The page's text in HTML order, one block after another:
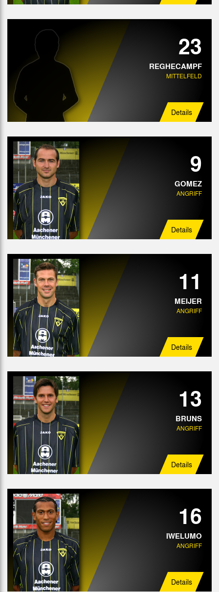
23
REGHECAMPF
MITTELFELD
Details
9
GOMEZ
ANGRIFF
Details
11
MEIJER
ANGRIFF
Details
13
BRUNS
ANGRIFF
Details
16
IWELUMO
ANGRIFF
Details